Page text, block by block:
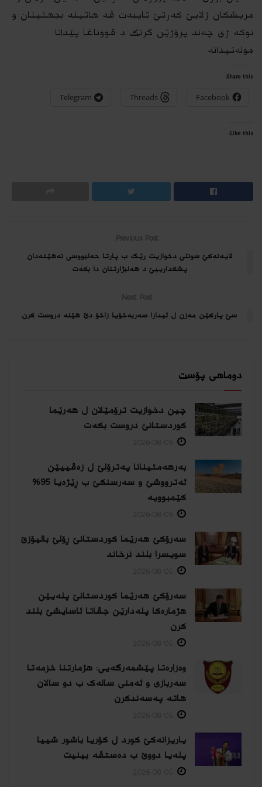
مریشكان ژلایێ كه‌رتێ تایبه‌ت ڤه‌ هاتینه‌ بجهئینان و
نوكه‌ ژی چەند پرۆژێن گرنگ د قووناغا پێدانا
موله‌تیدانه‌.
Share this:
Facebook
Threads
Telegram
Like this:
Previous Post
لایه‌نه‌كێ سوننی دخوازیت رێک ب پارتا حەلبووسی نەهێتەدان
پشکدارییێ د هەلبژارتنان دا بكه‌ت
Next Post
سێ پارکێن مه‌زن ل ئیدارا سه‌ربه‌خۆیا زاخۆ دێ هێنه‌ دروست کرن
دوماهی پۆست
چین دخوازیت ترۆمێلان ل هەرێما
كوردستانێ دروست بكەت
بەرهەمئینانا په‌ترۆلێ ل زه‌ڤییێن
ئەترووشێ و سەرسنكێ ب ڕێژەیا 95%
كێمبوویە
سەرۆکێ هەرێما کوردستانێ ڕۆلێ بالیۆزێ
سویسرا بلند نرخاند
سەرۆکێ هەرێما کوردستانێ پلەیێن
هژمارەكا پلەدارێن جڤاتا ئاسایشێ بلند
كرن
وەزارەتا پێشمەرگەیی: هژمارتنا خزمەتا
سەربازی و ئەمنی سالەک ب دو سالان
هاتە پەسەندكرن
یاریزانەكێ کورد ل کۆریا باشور شییا
پلەیا دووێ ب دەستڤە بینیت